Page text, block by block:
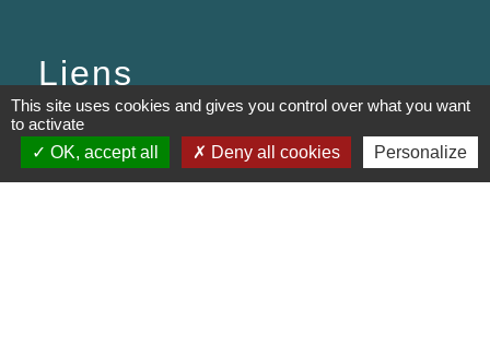
Liens
PREFECTURE DE SAÔNE ET
LOIRE
This site uses cookies and gives you control over what you want
to activate
OK, accept all
Deny all cookies Personalize